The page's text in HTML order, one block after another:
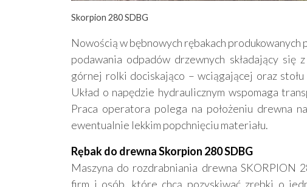
Skorpion 280 SDBG
Nowością w bębnowych rębakach
podawania odpadów drzewnych składający się
górnej rolki dociskająco – wciągającej oraz stołu
Układ o napędzie hydraulicznym wspomaga
Praca operatora polega na położeniu drewna
ewentualnie lekkim popchnięciu materiału.
Rębak do drewna Skorpion 280 SDBG
Maszyna do rozdrabniania drewna SKORPION
firm i osób, które chcą pozyskiwać zrębki o